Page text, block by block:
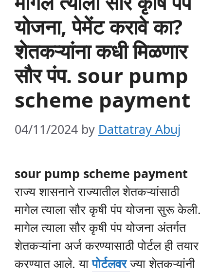
योजना, पेमेंट करावे का?
शेतकऱ्यांना कधी मिळणार
सौर पंप. sour pump
scheme payment
04/11/2024 by Dattatray Abuj
sour pump scheme payment
राज्य शासनाने राज्यातील शेतकऱ्यांसाठी
मागेल त्याला सौर कृषी पंप योजना सुरू केली.
मागेल त्याला सौर कृषी पंप योजना अंतर्गत
शेतकऱ्यांना अर्ज करण्यासाठी पोर्टल ही तयार
करण्यात आले. यापोर्टलवरज्या शेतकऱ्यांनी